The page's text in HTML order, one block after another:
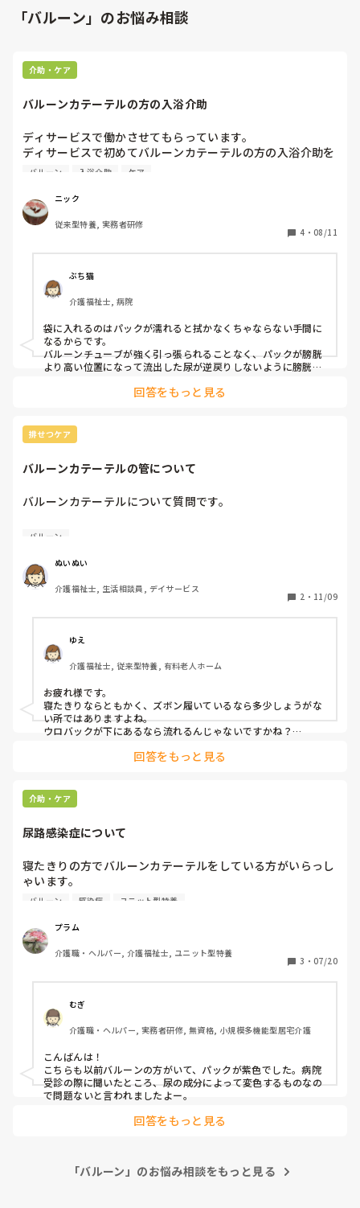
「バルーン」のお悩み相談
介助・ケア
バルーンカテーテルの方の入浴介助
ディサービスで働かさせてもらっています。
ディサービスで初めてバルーンカテーテルの方の入浴介助を
させてもらいました。
もらっていたのですが
ディサービスでは袋に入れて床に置いても良いとおそわりま
した。一体何が正解なのかわからなくなったので質問させて
分かる方教えていただけますでしょうか
バルーン 入浴介助 ケア
ニック
従来型特養, 実務者研修
4 ・ 08/11
ぶち猫
介護福祉士, 病院
袋に入れるのはパックが濡れると拭かなくちゃならない手間に
なるからです。
バルーンチューブが強く引っ張られることなく、パックが膀胱
より高い位置になって流出した尿が逆戻りしないように膀胱の
回答をもっと見る
排せつケア
バルーンカテーテルの管について
バルーンカテーテルについて質問です。
バルーンカテーテルの利用者がいて
ウロバックを膀胱下にというのはわかるんですが
チューブがおへそ上まで上がって降りているのは大丈夫なの
でしょうか？
バルーン
ぬいぬい
介護福祉士, 生活相談員, デイサービス
2 ・ 11/09
ゆえ
介護福祉士, 従来型特養, 有料老人ホーム
お疲れ様です。
寝たきりならともかく、ズボン履いているなら多少しょうがな
い所ではありますよね。
ウロバックが下にあるなら流れるんじゃないですかね？
回答をもっと見る
介助・ケア
尿路感染症について
寝たきりの方でバルーンカテーテルをしている方がいらっし
ゃいます。
バルーンになった時は綺麗な色の尿だったのですが日に日に
り濃い紫色です。
尿路感染症であることは分かるのですが、看護師にどうした
換するのが一番いい」とのことでした。
しかしうちの施設ではバルーンカテーテルの交換は14日に1
回病院から支給されるのみです。
それよりも多く交換するのであれば家族に頼んでカテーテル
とパックを購入してもらうしかないのですが家族に負担して
いただくのもこちらとしても心苦しいのです。
利用者様は、バルーンを使用し始めてから熱発したことはあ
血液検査も体調も問題ないので看護師は「特に何もしない」
バルーン 感染症 ユニット型特養
プラム
介護職・ヘルパー, 介護福祉士, ユニット型特養
3 ・ 07/20
むぎ
介護職・ヘルパー, 実務者研修, 無資格, 小規模多機能型居宅介護
こんばんは！
こちらも以前バルーンの方がいて、パックが紫色でした。病院
受診の際に聞いたところ、尿の成分によって変色するものなの
で問題ないと言われましたよー。
回答をもっと見る
「バルーン」のお悩み相談をもっと見る